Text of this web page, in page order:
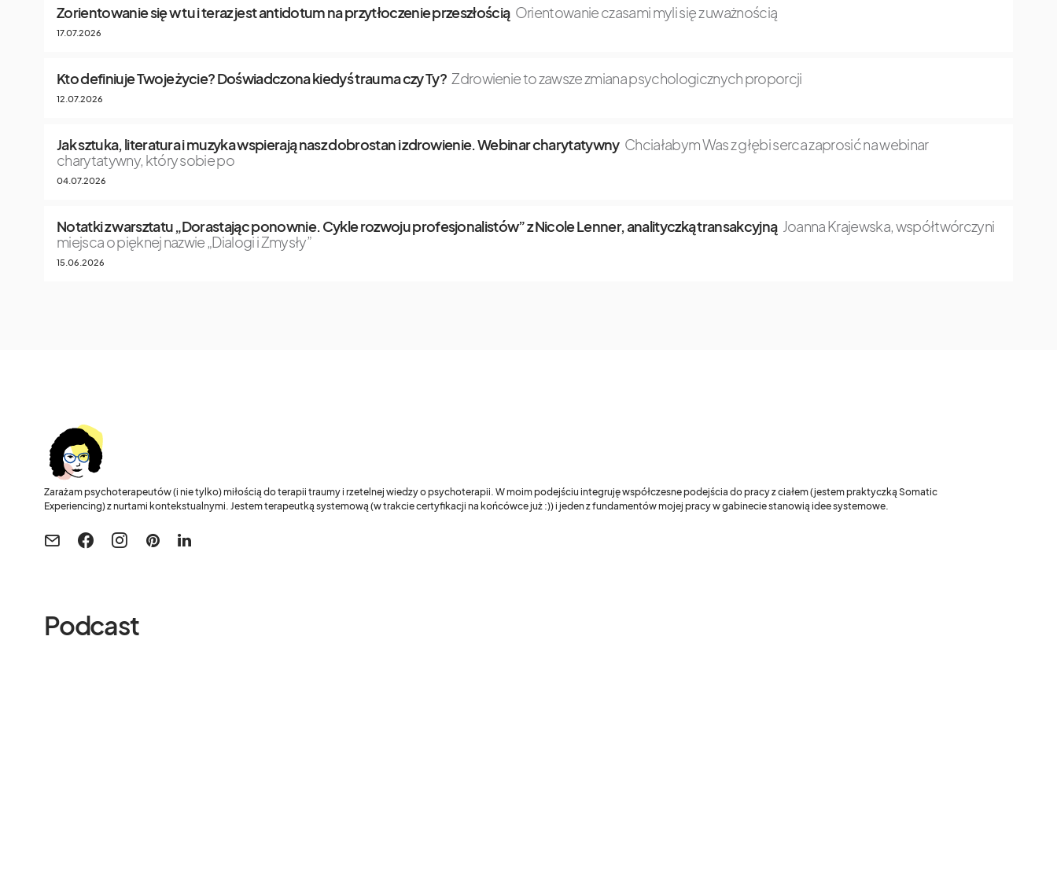
Zorientowanie się w tu i teraz jest antidotum na przytłoczenie przeszłością Orientowanie czasami myli się z uważnością
17.07.2026
Kto definiuje Twoje życie? Doświadczona kiedyś trauma czy Ty? Zdrowienie to zawsze zmiana psychologicznych proporcji
12.07.2026
Jak sztuka, literatura i muzyka wspierają nasz dobrostan i zdrowienie. Webinar charytatywny Chciałabym Was z głębi serca zaprosić na webinar
charytatywny, który sobie po
04.07.2026
Notatki z warsztatu „Dorastając ponownie. Cykle rozwoju profesjonalistów” z Nicole Lenner, analityczką transakcyjną Joanna Krajewska, współtwórczyni
miejsca o pięknej nazwie „Dialogi i Zmysły”
15.06.2026
Zarażam psychoterapeutów (i nie tylko) miłością do terapii traumy i rzetelnej wiedzy o psychoterapii. W moim podejściu integruję współczesne podejścia do pracy z ciałem (jestem praktyczką Somatic
Experiencing) z nurtami kontekstualnymi. Jestem terapeutką systemową (w trakcie certyfikacji na końcówce już :)) i jeden z fundamentów mojej pracy w gabinecie stanowią idee systemowe.
Podcast